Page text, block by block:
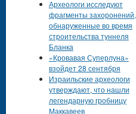
Археологи исследуют
фрагменты захоронений,
обнаруженные во время
строительства туннеля
Бланка
«Кровавая Суперлуна»
взойдет 28 сентября
Израильские археологи
утверждают, что нашли
легендарную гробницу
Маккавеев